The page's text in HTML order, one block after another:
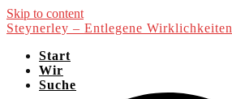
Skip to content
Steynerley – Entlegene Wirklichkeiten
Start
Wir
Suche